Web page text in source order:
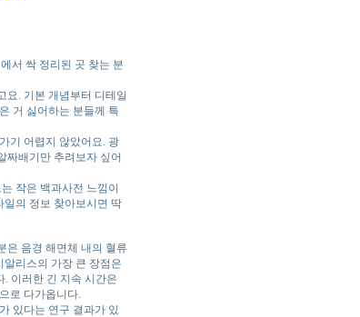
서 싹 정리된 곳 찾는 분
요. 기본 개념부터 디테일
거 싫어하는 분들께 특
기 어렵지 않았어요. 광
짜배기만 추려보자 싶어
작은 백과사전 느낌이
일의 정보 찾아보시면 딱
은 음경 해면체 내의 혈류
리스의 가장 큰 장점은
. 이러한 긴 지속 시간은
로 다가옵니다.
있다는 연구 결과가 있